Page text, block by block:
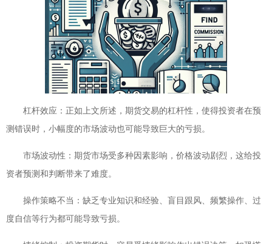
杠杆效应：正如上文所述，期货交易的杠杆性，使得投资者在预
测错误时，小幅度的市场波动也可能导致巨大的亏损。
市场波动性：期货市场受多种因素影响，价格波动剧烈，这给投
资者预测和判断带来了难度。
操作策略不当：缺乏专业知识和经验、盲目跟风、频繁操作、过
度自信等行为都可能导致亏损。